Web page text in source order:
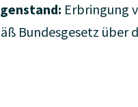
Erbringung
Bundesgesetz über